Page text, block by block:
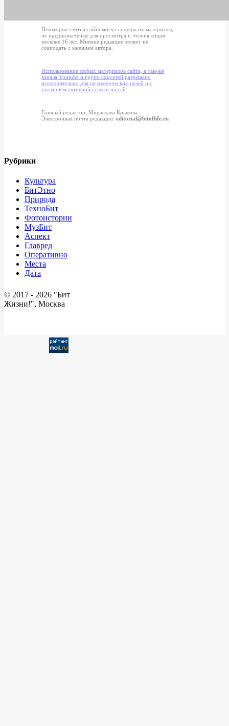
Некоторые статьи сайта могут содержать материалы,
не предназначеные для просмотра и чтения лицам
моложе 16 лет. Мнение редакции может не
совподать с мнением автора.
Использование любых материалов сайта, а так-же
канала Youtube и групп соцсетей разрешено
исключительно для не комерческих целей и с
указанием активной ссылки на сайт.
Главный редактор: Мираслава Крылова
Электронная почта редакции: editorial@bitoflife.ru
Рубрики
Культура
БитЭтно
Природа
ТехноБит
Фотоистории
МузБит
Аспект
Главред
Оперативно
Места
Дата
© 2017 - 2026 "Бит
Жизни!", Москва